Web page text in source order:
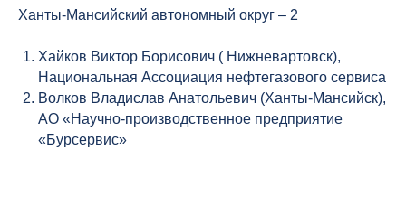
Ханты-Мансийский автономный округ – 2
Хайков Виктор Борисович ( Нижневартовск),
Национальная Ассоциация нефтегазового сервиса
Волков Владислав Анатольевич (Ханты-Мансийск),
АО «Научно-производственное предприятие
«Бурсервис»